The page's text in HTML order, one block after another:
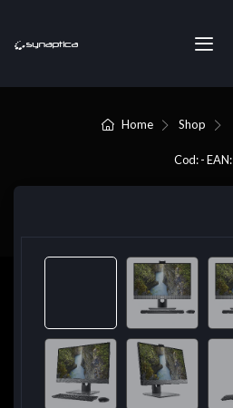
Home Shop
Cod: - EAN: